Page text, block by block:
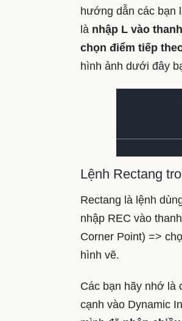
hướng dẫn các bạn
là nhập L vào
chọn điểm tiếp
hình ảnh dưới đây
Lệnh Rectang
Rectang là lệnh
nhập REC vào
Corner Point) =>
hình vẽ.
Các bạn hãy nhớ là
cạnh vào Dynamic